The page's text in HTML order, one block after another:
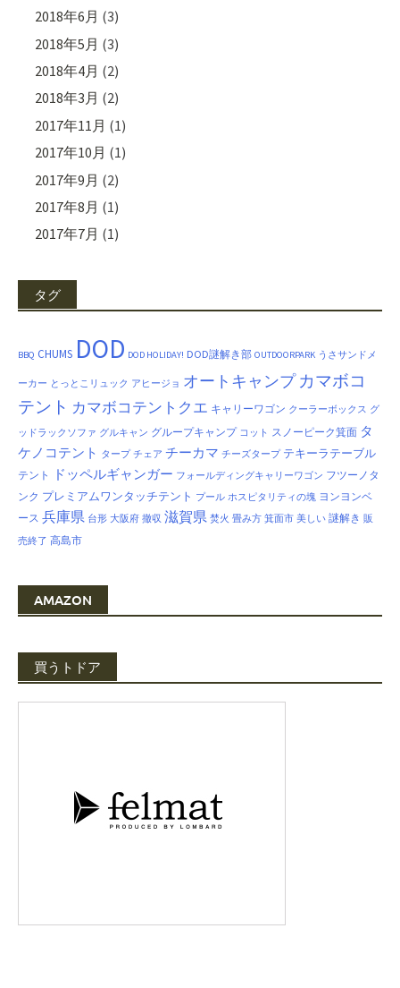
2018年6月 (3)
2018年5月 (3)
2018年4月 (2)
2018年3月 (2)
2017年11月 (1)
2017年10月 (1)
2017年9月 (2)
2017年8月 (1)
2017年7月 (1)
タグ
BBQ CHUMS DOD DOD HOLIDAY! DOD謎解き部 OUTDOORPARK うさサンドメ
ーカー とっとこリュック アヒージョ オートキャンプ カマボコ
テント カマボコテントクエ キャリーワゴン クーラーボックス グ
ッドラックソファ グルキャン グループキャンプ コット スノーピーク箕面 タ
ケノコテント タープ チェア チーカマ チーズタープ テキーラテーブル
テント ドッペルギャンガー フォールディングキャリーワゴン フツーノタ
ンク プレミアムワンタッチテント プール ホスピタリティの塊 ヨンヨンベ
ース 兵庫県 台形 大阪府 撤収 滋賀県 焚火 畳み方 箕面市 美しい 謎解き 販
売終了 高島市
AMAZON
買うトドア